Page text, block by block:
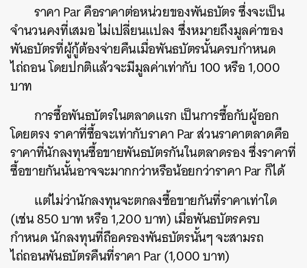
ราคา Par คือราคาต่อหน่วยของพันธบัตร ซึ่งจะเป็น
จำนวนคงที่เสมอ ไม่เปลี่ยนแปลง ซึ่งหมายถึงมูลค่าของ
พันธบัตรที่ผู้กู้ต้องจ่ายคืนเมื่อพันธบัตรนั้นครบกำหนด
ไถ่ถอน โดยปกติแล้วจะมีมูลค่าเท่ากับ 100 หรือ 1,000
บาท
การซื้อพันธบัตรในตลาดแรก เป็นการซื้อกับผู้ออก
โดยตรง ราคาที่ซื้อจะเท่ากับราคา Par ส่วนราคาตลาดคือ
ราคาที่นักลงทุนซื้อขายพันธบัตรกันในตลาดรอง ซึ่งราคาที่
ซื้อขายกันนั้นอาจจะมากกว่าหรือน้อยกว่าราคา Par ก็ได้
แต่ไม่ว่านักลงทุนจะตกลงซื้อขายกันที่ราคาเท่าใด
(เช่น 850 บาท หรือ 1,200 บาท) เมื่อพันธบัตรครบ
กำหนด นักลงทุนที่ถือครองพันธบัตรนั้นๆ จะสามรถ
ไถ่ถอนพันธบัตรคืนที่ราคา Par (1,000 บาท)
SHARE TWEET LINE EMAIL